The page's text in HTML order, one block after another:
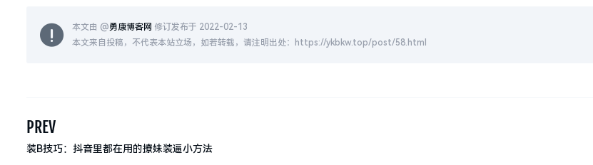
本文由 @勇康博客网 修订发布于 2022-02-13
本文来自投稿，不代表本站立场，如若转载，请注明出处：https://ykbkw.top/post/58.html
PREV
装B技巧：抖音里都在用的撩妹装逼小方法